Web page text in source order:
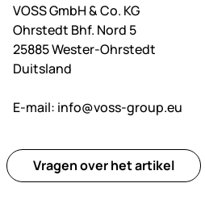
VOSS GmbH & Co. KG
Ohrstedt Bhf. Nord 5
25885 Wester-Ohrstedt
Duitsland
E-mail: info@voss-group.eu
Vragen over het artikel